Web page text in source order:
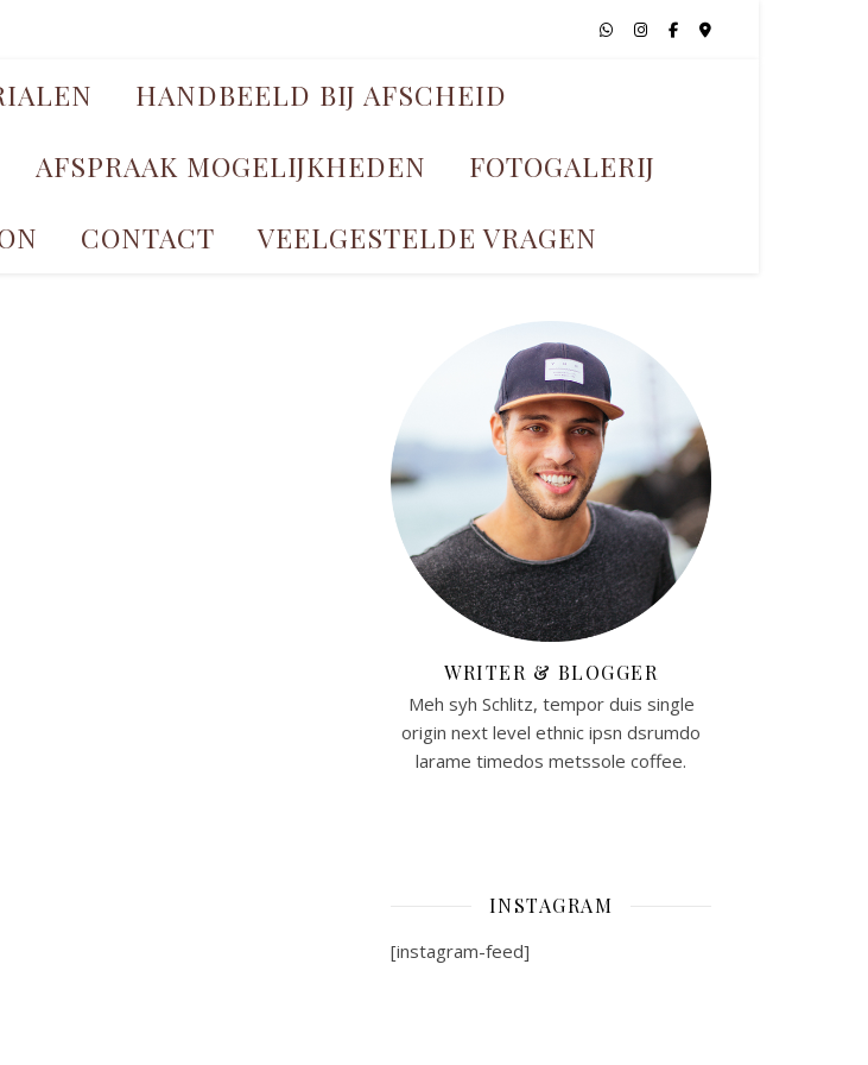
HANDBEELD BIJ AFSCHEID
AFSPRAAK MOGELIJKHEDEN
FOTOGALERIJ
CONTACT VEELGESTELDE VRAGEN
WRITER & BLOGGER
Meh syh Schlitz, tempor duis single
origin next level ethnic ipsn dsrumdo
larame timedos metssole coffee.
INSTAGRAM
[instagram-feed]